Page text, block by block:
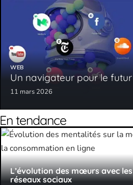
WEB
Un navigateur pour le futur
11 mars 2026
En tendance
L’évolution des mœurs avec les
réseaux sociaux